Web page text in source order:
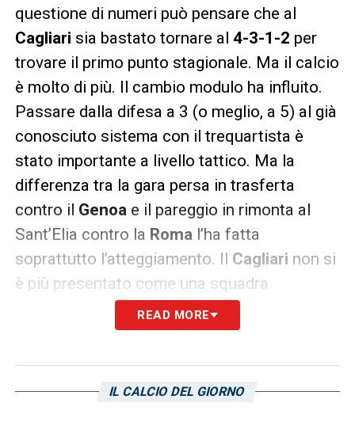
questione di numeri può pensare che al
Cagliari sia bastato tornare al 4-3-1-2 per
trovare il primo punto stagionale. Ma il calcio
è molto di più. Il cambio modulo ha influito.
Passare dalla difesa a 3 (o meglio, a 5) al già
conosciuto sistema con il trequartista è
stato importante a livello tattico. Ma la
differenza tra la gara persa in trasferta
contro il Genoa e il pareggio in rimonta al
Sant’Elia contro la Romal’ha fatta
soprattutto l’atteggiamento. Il Cagliari non si
è più presentato come una squadra
schiacciata in difesa, nella propria metà
campo, che subisce le iniziative
redini della partita, con un possesso palla del
READ MORE
IL CALCIO DEL GIORNO